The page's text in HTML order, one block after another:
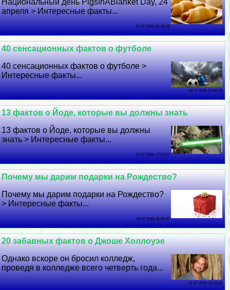
Национальный день PigsInABlanket Day, 24
апреля > Интересные факты...
05 07 2026 21:34:15
40 сенсационных фактов о футболе
40 сенсационных фактов о футболе >
Интересные факты...
04 07 2026 23:40:25
13 фактов о Йоде, которые вы должны знать
13 фактов о Йоде, которые вы должны
знать > Интересные факты...
03 07 2026 17:20:57
Почему мы дарим подарки на Рождество?
Почему мы дарим подарки на Рождество?
> Интересные факты...
02 07 2026 11:49:47
20 забавных фактов о Джоше Холлоуэе
Однако вскоре он бросил колледж,
проведя в колледже всего четверть года...
01 07 2026 12:15:31